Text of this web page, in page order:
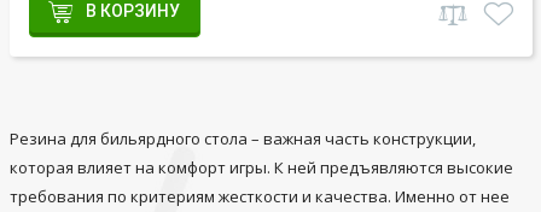
В КОРЗИНУ
Резина для бильярдного стола – важная часть конструкции,
которая влияет на комфорт игры. К ней предъявляются высокие
требования по критериям жесткости и качества. Именно от нее